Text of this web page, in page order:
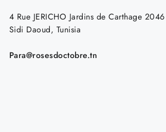
4 Rue JERICHO Jardins de Carthage 2046
Sidi Daoud, Tunisia
Para@rosesdoctobre.tn